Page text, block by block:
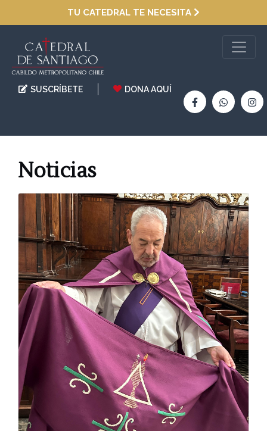
TU CATEDRAL TE NECESITA
SUSCRÍBETE DONA AQUÍ
Noticias